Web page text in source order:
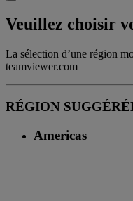
Veuillez choisir
La sélection d’une région
teamviewer.com
RÉGION
Americas